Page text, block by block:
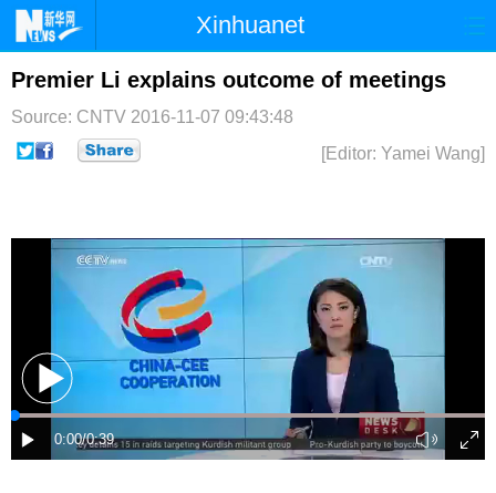
Xinhuanet
首页 时政 国际 港澳
台湾 财经
纪检 科技 军事
博客 微博
Premier Li explains outcome of meetings
Source: CNTV 2016-11-07 09:43:48
[Editor: Yamei Wang]